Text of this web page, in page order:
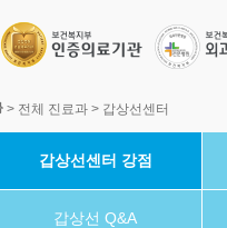
> 전체 진료과 > 갑상선센터
갑상선센터 강점
갑상선 Q&A